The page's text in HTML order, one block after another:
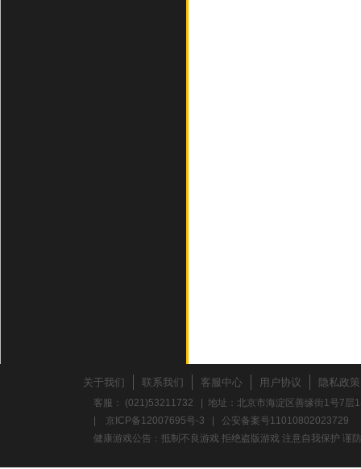
关于我们 联系我们 客服中心 用户协议 隐私政策
客服： (021)53211732 | 地址：北京市海淀区善缘街1号7
京ICP备12007695号-3
公安备案号11010802023729
健康游戏公告：抵制不良游戏 拒绝盗版游戏 注意自我保护 谨